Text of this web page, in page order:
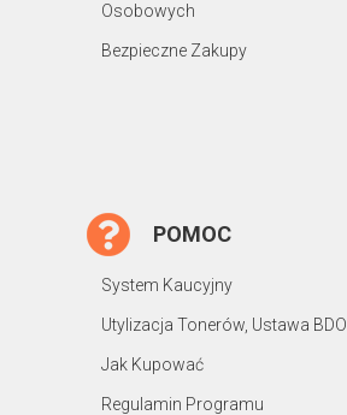
Osobowych
Bezpieczne Zakupy
POMOC
System Kaucyjny
Utylizacja Tonerów, Ustawa BDO
Jak Kupować
Regulamin Programu